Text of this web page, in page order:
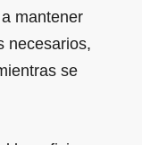
mantener
necesarios,
se